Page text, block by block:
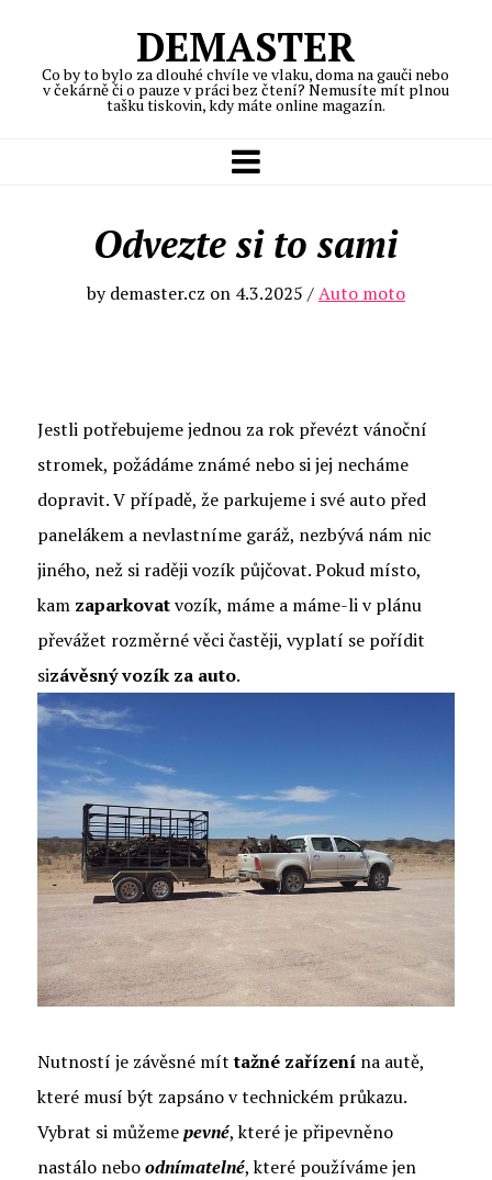
DEMASTER
Co by to bylo za dlouhé chvíle ve vlaku, doma na gauči nebo
v čekárně či o pauze v práci bez čtení? Nemusíte mít plnou
tašku tiskovin, kdy máte online magazín.
Odvezte si to sami
bydemaster.cz on 4.3.2025 /Auto moto
Jestli potřebujeme jednou za rok převézt vánoční
stromek, požádáme známé nebo si jej necháme
dopravit. V případě, že parkujeme i své auto před
panelákem a nevlastníme garáž, nezbývá nám nic
jiného, než si raději vozík půjčovat. Pokud místo,
kam zaparkovatvozík, máme a máme-li v plánu
převážet rozměrné věci častěji, vyplatí se pořídit
sizávěsný vozík za auto.
Nutností je závěsné míttažné zařízení na autě,
které musí být zapsáno v technickém průkazu.
Vybrat si můžemepevné, které je připevněno
nastálo neboodnímatelné, které používáme jen